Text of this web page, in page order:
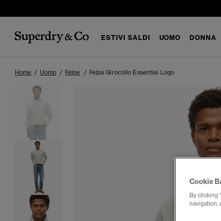
ESTIVI SALDI UOMO DONNA
Home Uomo Felpe Felpa Girocollo Essential Logo
Cookie
By clicking
navigation,